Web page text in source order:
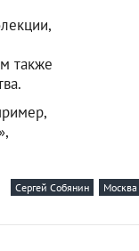
также
Сергей Собянин Москва